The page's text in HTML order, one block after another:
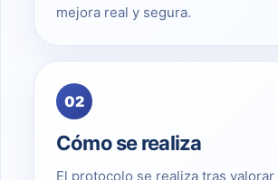
mejora real y segura.
02
Cómo se realiza
El protocolo se realiza tras valorar